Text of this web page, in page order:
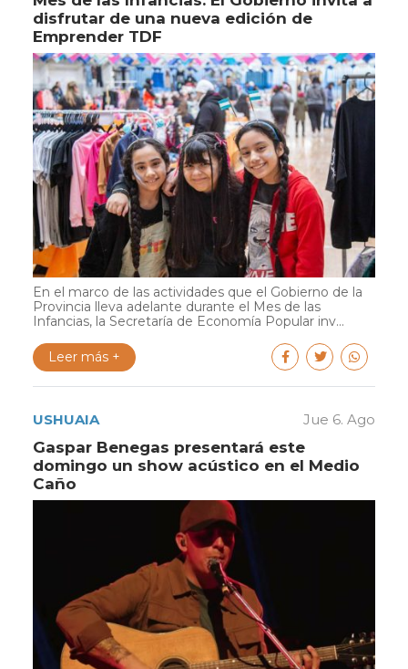
disfrutar de una nueva edición de
Emprender TDF
En el marco de las actividades que el Gobierno de la
Provincia lleva adelante durante el Mes de las
Infancias, la Secretaría de Economía Popular inv...
Leer más +
USHUAIA Jue 6. Ago
Gaspar Benegas presentará este
domingo un show acústico en el Medio
Caño